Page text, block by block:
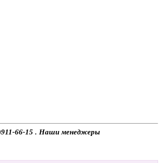
66-15 . Наши менеджеры